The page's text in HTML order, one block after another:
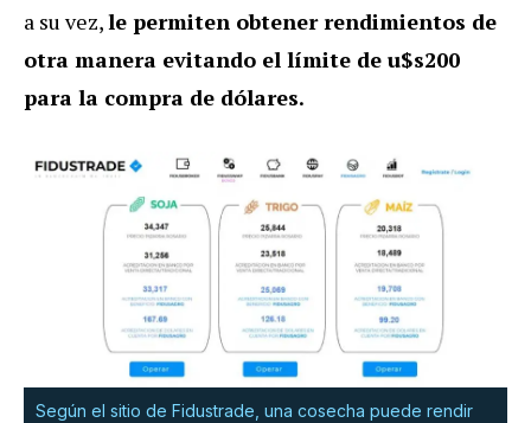
a su vez,le permiten obtener rendimientos de
otra manera evitando el límite de u$s200
para la compra de dólares.
Según el sitio de Fidustrade, una cosecha puede rendir